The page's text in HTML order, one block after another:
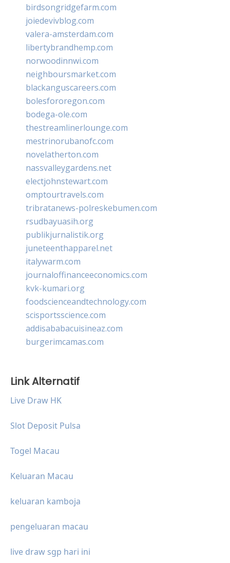
birdsongridgefarm.com
joiedevivblog.com
valera-amsterdam.com
libertybrandhemp.com
norwoodinnwi.com
neighboursmarket.com
blackanguscareers.com
bolesfororegon.com
bodega-ole.com
thestreamlinerlounge.com
mestrinorubanofc.com
novelatherton.com
nassvalleygardens.net
electjohnstewart.com
omptourtravels.com
tribratanews-polreskebumen.com
rsudbayuasih.org
publikjurnalistik.org
juneteenthapparel.net
italywarm.com
journaloffinanceeconomics.com
kvk-kumari.org
foodscienceandtechnology.com
scisportsscience.com
addisababacuisineaz.com
burgerimcamas.com
Link Alternatif
Live Draw HK
Slot Deposit Pulsa
Togel Macau
Keluaran Macau
keluaran kamboja
pengeluaran macau
live draw sgp hari ini